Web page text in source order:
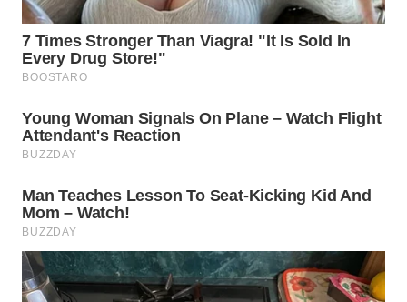
WN
KARAWANG
BEKASI
WN
WN
WN